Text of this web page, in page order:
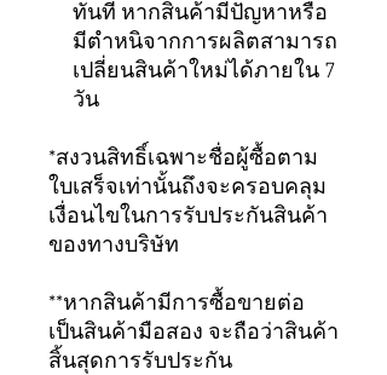
ทันที หากสินค้ามีปัญหาหรือ
มีตำหนิจากการผลิตสามารถ
เปลี่ยนสินค้าใหม่ได้ภายใน 7
วัน
*สงวนสิทธิ์เฉพาะชื่อผู้ซื้อตาม
ใบเสร็จเท่านั้นถึงจะครอบคลุม
เงื่อนไขในการรับประกันสินค้า
ของทางบริษัท
**หากสินค้ามีการซื้อขายต่อ
เป็นสินค้ามือสอง จะถือว่าสินค้า
สิ้นสุดการรับประกัน